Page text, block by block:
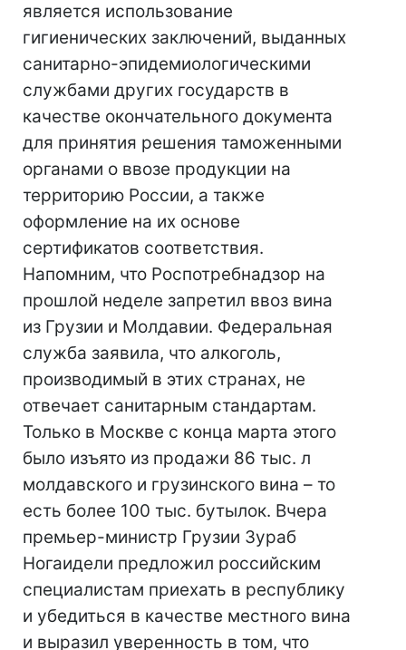
является использование
гигиенических заключений, выданных
санитарно-эпидемиологическими
службами других государств в
качестве окончательного документа
для принятия решения таможенными
органами о ввозе продукции на
территорию России, а также
оформление на их основе
сертификатов соответствия.
Напомним, что Роспотребнадзор на
прошлой неделе запретил ввоз вина
из Грузии и Молдавии. Федеральная
служба заявила, что алкоголь,
производимый в этих странах, не
отвечает санитарным стандартам.
Только в Москве с конца марта этого
было изъято из продажи 86 тыс. л
молдавского и грузинского вина – то
есть более 100 тыс. бутылок. Вчера
премьер-министр Грузии Зураб
Ногаидели предложил российским
специалистам приехать в республику
и убедиться в качестве местного вина
и выразил уверенность в том, что